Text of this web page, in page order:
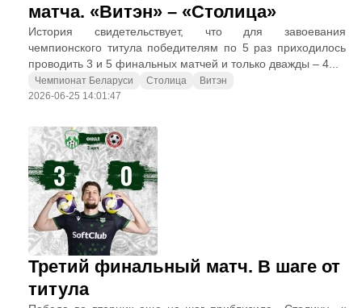
матча. «Витэн» – «Столица»
История свидетельствует, что для завоевания
чемпионского титула победителям по 5 раз приходилось
проводить 3 и 5 финальных матчей и только дважды – 4...
Чемпионат Беларуси Столица
Витэн
2026-06-25 14:01:47
Третий финальный матч. В шаге от
титула